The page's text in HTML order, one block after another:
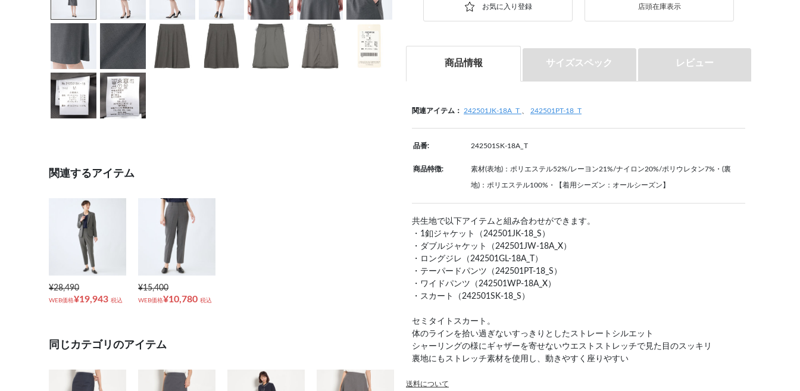
関連するアイテム
¥28,490
WEB価格¥19,943 税込
¥15,400
WEB価格¥10,780 税込
同じカテゴリのアイテム
店頭在庫表示
商品情報 サイズスペック レビュー
関連アイテム： 242501JK-18A_T 242501PT-18_T
品番: 242501SK-18A_T
商品特徴: 素材(表地)：ポリエステル52%/レーヨン21%/ナイロン20%/ポリウレタン7%・(裏
地)：ポリエステル100%・【着用シーズン：オールシーズン】
共生地で以下アイテムと組み合わせができます。
・1釦ジャケット（242501JK-18_S）
・ダブルジャケット（242501JW-18A_X）
・ロングジレ（242501GL-18A_T）
・テーパードパンツ（242501PT-18_S）
・ワイドパンツ（242501WP-18A_X）
・スカート（242501SK-18_S）
セミタイトスカート。
体のラインを拾い過ぎないすっきりとしたストレートシルエット
シャーリングの様にギャザーを寄せないウエストストレッチで見た目のスッキリ
裏地にもストレッチ素材を使用し、動きやすく座りやすい
送料について